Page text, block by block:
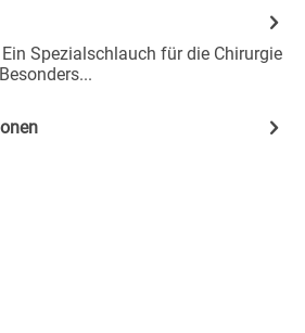
Spezialschlauch für die Chirurgie